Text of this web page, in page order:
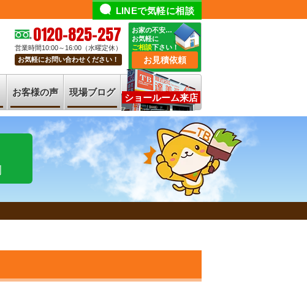
LINEで気軽に相談
0120-825-257
営業時間10:00～16:00（水曜定休）
お気軽にお問い合わせください！
お家の不安…
お気軽に
ご相談下さい！
お見積依頼
お客様の声 現場ブログ
ショールーム来店